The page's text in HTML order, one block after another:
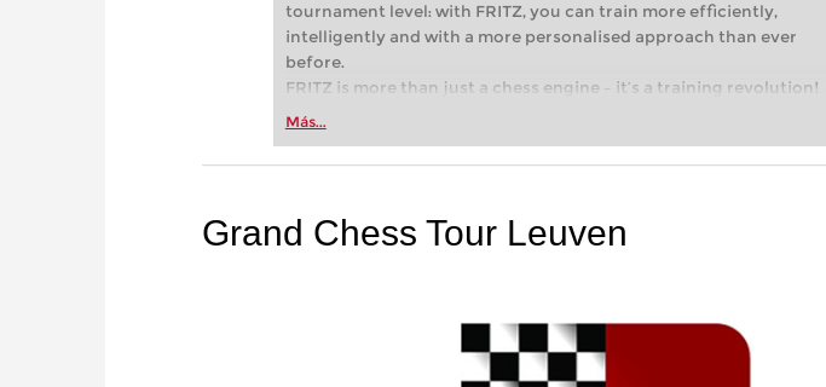
tournament level: with FRITZ, you can train more efficiently,
intelligently and with a more personalised approach than ever
before.
FRITZ is more than just a chess engine – it’s a training revolution!
Whether you’re taking your first steps into the world of club chess,
more efficiently, intelligently and with a more personalised
Más...
Grand Chess Tour Leuven